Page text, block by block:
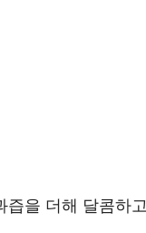
을 더해 달콤하고